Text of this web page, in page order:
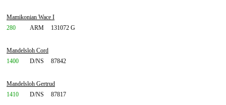
Mamikonian Wace I
280
ARM 131072 G
Mandelsloh Cord
1400
D/NS 87842
Mandelsloh Gertrud
1410
D/NS 87817